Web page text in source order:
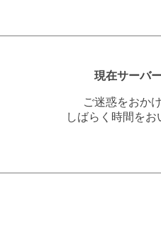
現在サーバ
ご迷惑をおか
しばらく時間を